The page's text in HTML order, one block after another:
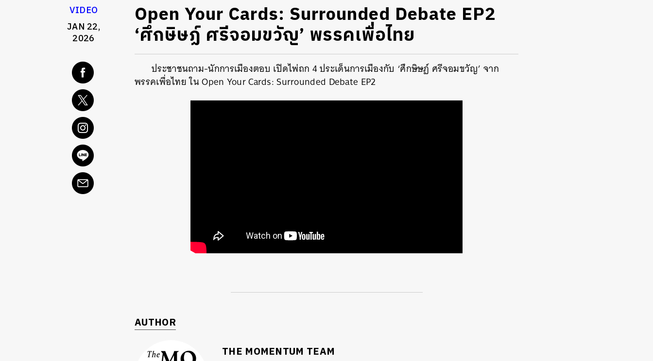
VIDEO
JAN 22,
2026
Open Your Cards: Surrounded Debate EP2
‘ศึกษิษฏ์ ศรีจอมขวัญ’ พรรคเพื่อไทย
ประชาชนถาม-นักการเมืองตอบ เปิดไพ่ถก 4 ประเด็นการเมืองกับ ‘ศึกษิษฏ์ ศรีจอมขวัญ’ จาก
พรรคเพื่อไทย ใน Open Your Cards: Surrounded Debate EP2
AUTHOR
THE MOMENTUM TEAM